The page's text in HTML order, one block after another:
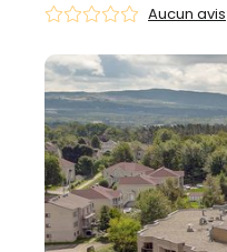
Aucun avis